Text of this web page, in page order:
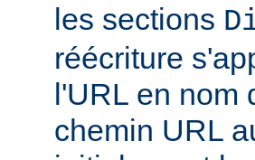
les sections
réécriture
l'URL en nom
chemin URL